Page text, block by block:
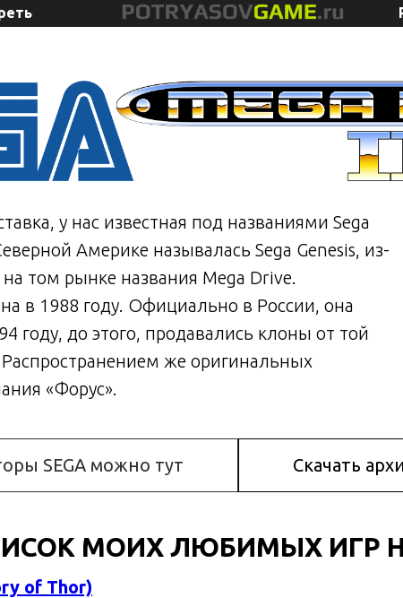
у нас известная под названиями Sega
Америке называлась Sega Genesis, из-
том рынке названия Mega Drive.
в 1988 году. Официально в России, она
году, до этого, продавались клоны от той
же оригинальных
«Форус».
SEGA можно тут Скачать
МОИХ ЛЮБИМЫХ ИГР
of Thor)